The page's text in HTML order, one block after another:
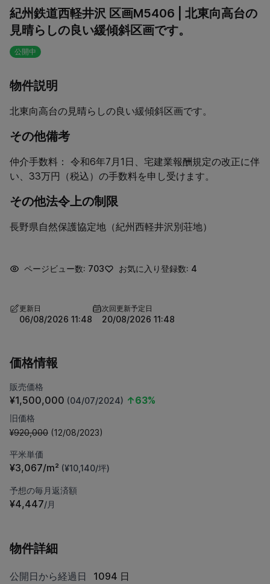
紀州鉄道西軽井沢 区画M5406 | 北東向高台の
見晴らしの良い緩傾斜区画です。
公開中
物件説明
北東向高台の見晴らしの良い緩傾斜区画です。
その他備考
仲介手数料： 令和6年7月1日、宅建業報酬規定の改正に伴
い、33万円（税込）の手数料を申し受けます。
その他法令上の制限
長野県自然保護協定地（紀州西軽井沢別荘地）
ページビュー数: 703 お気に入り登録数: 4
更新日
06/08/2026 11:48
次回更新予定日
20/08/2026 11:48
価格情報
販売価格
¥1,500,000 (04/07/2024) ↑63%
旧価格
¥920,000 (12/08/2023)
平米単価
¥3,067/m² (¥10,140/坪)
予想の毎月返済額
¥4,447/月
物件詳細
公開日から経過日
1094 日